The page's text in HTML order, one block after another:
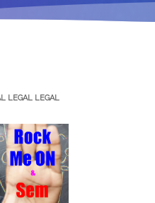
LEGAL LEGAL